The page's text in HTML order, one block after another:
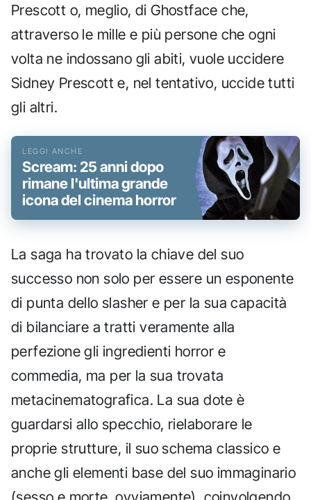
Prescott o, meglio, di Ghostface che,
attraverso le mille e più persone che ogni
volta ne indossano gli abiti, vuole uccidere
Sidney Prescott e, nel tentativo, uccide tutti
gli altri.
Scream: 25 anni dopo
rimane l'ultima grande
icona del cinema horror
La saga ha trovato la chiave del suo
successo non solo per essere un esponente
di punta dello slasher e per la sua capacità
di bilanciare a tratti veramente alla
perfezione gli ingredienti horror e
commedia, ma per la sua trovata
metacinematografica. La sua dote è
guardarsi allo specchio, rielaborare le
proprie strutture, il suo schema classico e
anche gli elementi base del suo immaginario